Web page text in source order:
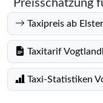
Preisschätzung
Taxipreis ab
Taxitarif
Taxi-Statistiken